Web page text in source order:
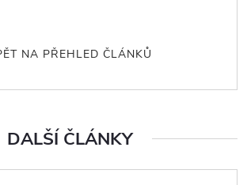
NA PŘEHLED ČLÁNKŮ
DALŠÍ ČLÁNKY